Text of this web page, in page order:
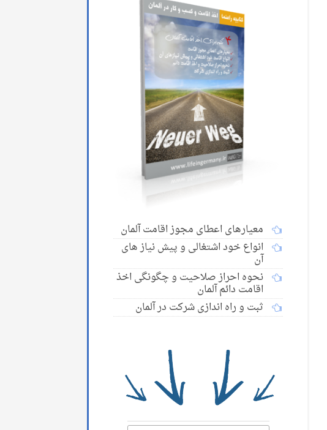
معیارهای اعطای مجوز اقامت آلمان
انواع خود اشتغالی و پیش نیاز های
آن
نحوه احراز صلاحیت و چگونگی اخذ
اقامت دائم آلمان
ثبت و راه اندازی شرکت در آلمان